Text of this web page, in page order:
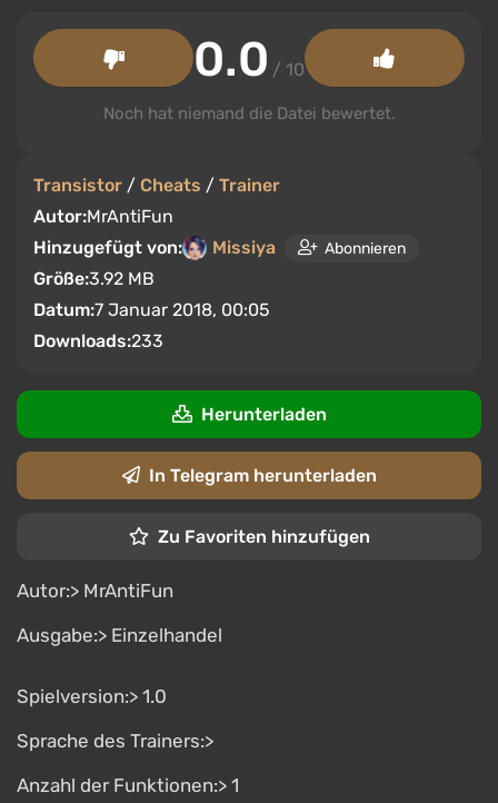
Transistor / Cheats / Trainer
Autor:MrAntiFun
Hinzugefügt von:
Missiya Abonnieren
Größe:3.92 MB
Datum:7 Januar 2018, 00:05
Downloads:233
0.0 / 10
Noch hat niemand die Datei bewertet.
Herunterladen
In Telegram herunterladen
Zu Favoriten hinzufügen
Autor:> MrAntiFun
Ausgabe:> Einzelhandel
Spielversion:> 1.0
Sprache des Trainers:>
Anzahl der Funktionen:> 1